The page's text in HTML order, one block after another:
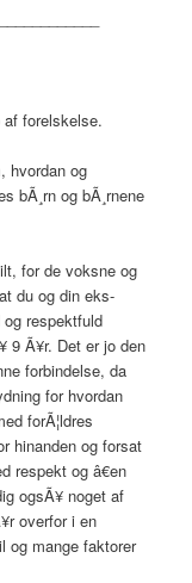
af forelskelse.
hvordan og
bÃ¸rn og bÃ¸rnene
for de voksne og
du og din eks-
og respektfuld
9 Ã¥r. Det er jo den
forbindelse, da
for hvordan
forÃ¦ldres
hinanden og forsat
respekt og â€en
ogsÃ¥ noget af
overfor i en
og mange faktorer